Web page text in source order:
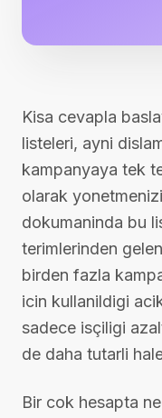
Kisa cevapla
listeleri, ayni
kampanyaya tek
olarak
dokumaninda bu
terimlerinden
birden fazla
icin kullanildigi
sadece isçiligi
de daha tutarli
Bir cok hesapta